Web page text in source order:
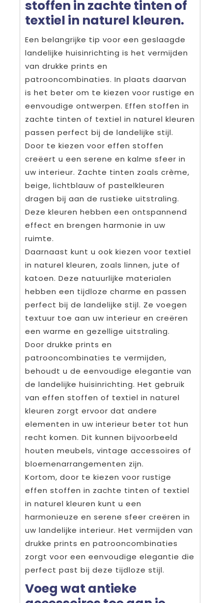
stoffen in zachte tinten of
textiel in naturel kleuren.
Een belangrijke tip voor een geslaagde
landelijke huisinrichting is het vermijden
van drukke prints en
patrooncombinaties. In plaats daarvan
is het beter om te kiezen voor rustige en
eenvoudige ontwerpen. Effen stoffen in
zachte tinten of textiel in naturel kleuren
passen perfect bij de landelijke stijl.
Door te kiezen voor effen stoffen
creëert u een serene en kalme sfeer in
uw interieur. Zachte tinten zoals crème,
beige, lichtblauw of pastelkleuren
dragen bij aan de rustieke uitstraling.
Deze kleuren hebben een ontspannend
effect en brengen harmonie in uw
ruimte.
Daarnaast kunt u ook kiezen voor textiel
in naturel kleuren, zoals linnen, jute of
katoen. Deze natuurlijke materialen
hebben een tijdloze charme en passen
perfect bij de landelijke stijl. Ze voegen
textuur toe aan uw interieur en creëren
een warme en gezellige uitstraling.
Door drukke prints en
patrooncombinaties te vermijden,
behoudt u de eenvoudige elegantie van
de landelijke huisinrichting. Het gebruik
van effen stoffen of textiel in naturel
kleuren zorgt ervoor dat andere
elementen in uw interieur beter tot hun
recht komen. Dit kunnen bijvoorbeeld
houten meubels, vintage accessoires of
bloemenarrangementen zijn.
Kortom, door te kiezen voor rustige
effen stoffen in zachte tinten of textiel
in naturel kleuren kunt u een
harmonieuze en serene sfeer creëren in
uw landelijke interieur. Het vermijden van
drukke prints en patrooncombinaties
zorgt voor een eenvoudige elegantie die
perfect past bij deze tijdloze stijl.
Voeg wat antieke